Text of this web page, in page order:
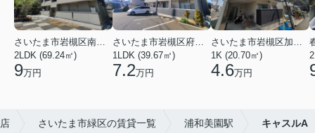
さいたま市岩槻区南平野４丁目
2LDK (69.24㎡)
9万円
さいたま市岩槻区府内１丁目
1LDK (39.67㎡)
7.2万円
さいたま市岩槻区加倉１丁目
1K (20.70㎡)
4.6万円
さいたま市緑区の賃貸一覧 浦和美園駅 キャスルA